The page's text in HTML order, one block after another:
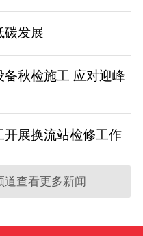
碳发展
秋检施工 应对迎峰
开展换流站检修工作
道查看更多新闻